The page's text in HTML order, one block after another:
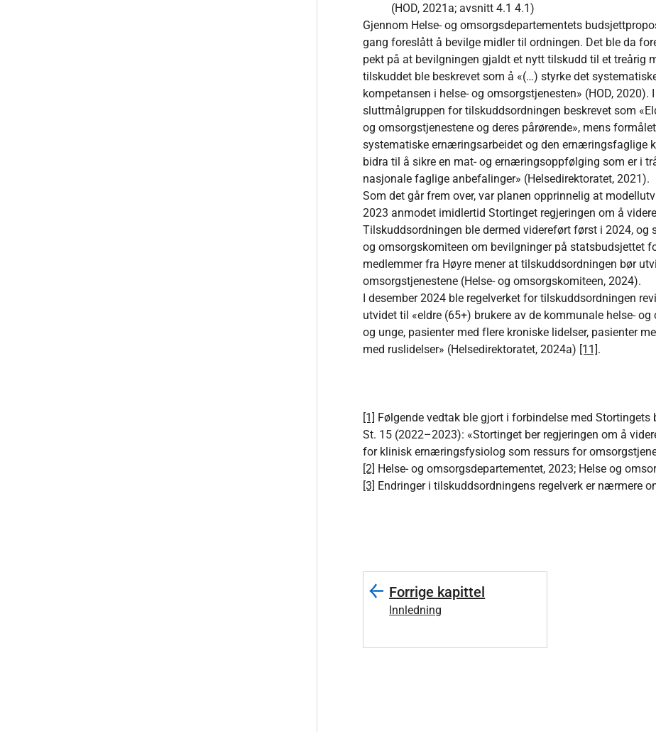
(HOD, 2021a; avsnitt 4.1 4.1)
Gjennom Helse- og omsorgsdepartementets
gang foreslått å bevilge midler til ordningen. Det ble da
pekt på at bevilgningen gjaldt et nytt tilskudd til et treårig
tilskuddet ble beskrevet som å «(…) styrke det
kompetansen i helse- og omsorgstjenesten» (HOD,
sluttmålgruppen for tilskuddsordningen beskrevet som
og omsorgstjenestene og deres pårørende», mens
systematiske ernæringsarbeidet og den ernæringsfaglige
bidra til å sikre en mat- og ernæringsoppfølging som er i
nasjonale faglige anbefalinger» (Helsedirektoratet, 2021).
Som det går frem over, var planen opprinnelig at
2023 anmodet imidlertid Stortinget regjeringen om å
Tilskuddsordningen ble dermed videreført først i 2024, og
og omsorgskomiteen om bevilgninger på statsbudsjettet
medlemmer fra Høyre mener at tilskuddsordningen bør
omsorgstjenestene (Helse- og omsorgskomiteen, 2024).
I desember 2024 ble regelverket for tilskuddsordningen
utvidet til «eldre (65+) brukere av de kommunale helse-
og unge, pasienter med flere kroniske lidelser, pasienter
med ruslidelser» (Helsedirektoratet, 2024a) [11].
[1] Følgende vedtak ble gjort i forbindelse med
St. 15 (2022–2023): «Stortinget ber regjeringen om å
for klinisk ernæringsfysiolog som ressurs for
[2] Helse- og omsorgsdepartementet, 2023; Helse og
[3] Endringer i tilskuddsordningens regelverk er nærmere
Forrige kapittel
Innledning